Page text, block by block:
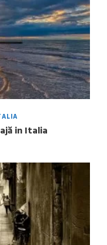
in Italia